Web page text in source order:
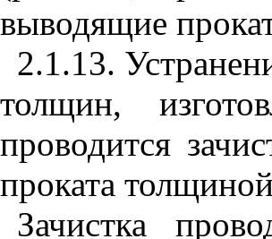
выводящие
2.1.13.
толщин,
проводится
проката
Зачистка